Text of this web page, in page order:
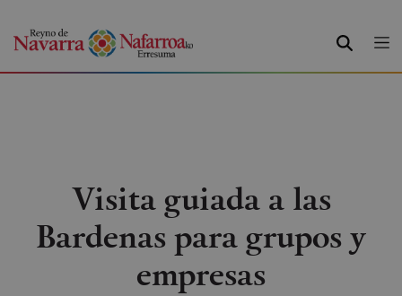
BUSCAR
Visita guiada a las
Bardenas para grupos y
empresas